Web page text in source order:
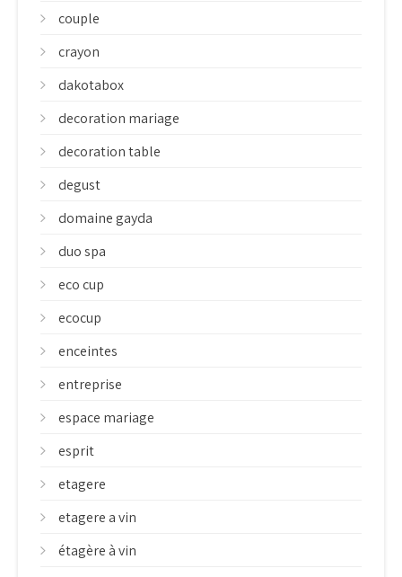
couple
crayon
dakotabox
decoration mariage
decoration table
degust
domaine gayda
duo spa
eco cup
ecocup
enceintes
entreprise
espace mariage
esprit
etagere
etagere a vin
étagère à vin